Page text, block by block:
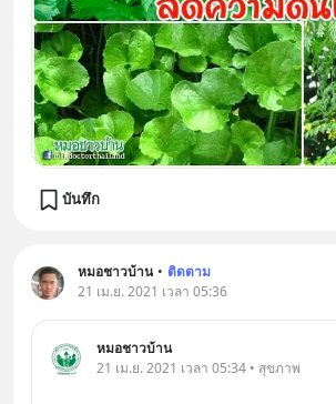
บันทึก
หมอชาวบ้าน • ติดตาม
21 เม.ย. 2021 เวลา 05:36
หมอชาวบ้าน
21 เม.ย. 2021 เวลา 05:34 • สุขภาพ